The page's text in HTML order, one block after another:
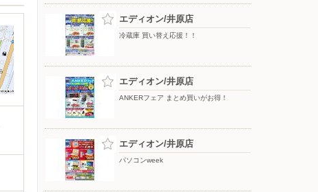
エディオン/井原店
冷蔵庫 買い替え応援！！
エディオン/井原店
ANKERフェア まとめ買いがお得！
エディオン/井原店
パソコンweek